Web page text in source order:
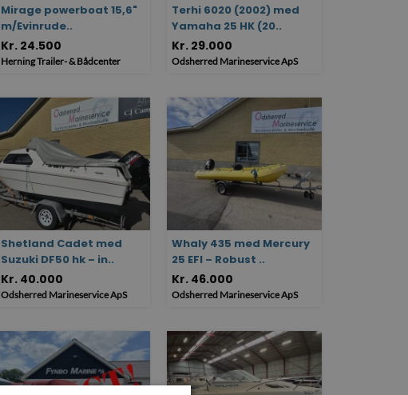
Mirage powerboat 15,6"
m/Evinrude..
Kr. 24.500
Herning Trailer- & Bådcenter
Terhi 6020 (2002) med
Yamaha 25 HK (20..
Kr. 29.000
Odsherred Marineservice ApS
Shetland Cadet med
Suzuki DF50 hk – in..
Kr. 40.000
Odsherred Marineservice ApS
Whaly 435 med Mercury
25 EFI – Robust ..
Kr. 46.000
Odsherred Marineservice ApS